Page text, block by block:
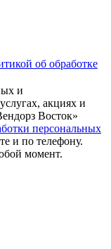
об обработке
и
акциях и
Восток»
персональных
и по телефону.
момент.